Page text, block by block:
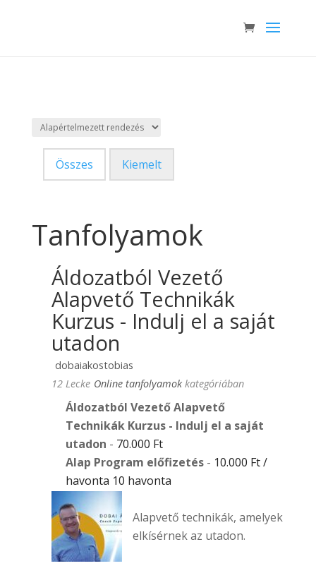
Összes Kiemelt
Tanfolyamok
Áldozatból Vezető
Alapvető Technikák
Kurzus - Indulj el a saját
utadon
dobaiakostobias
12 Lecke Online tanfolyamokkategóriában
Áldozatból Vezető Alapvető
Technikák Kurzus - Indulj el a saját
utadon - 70.000 Ft
Alap Program előfizetés- 10.000 Ft/
havonta 10 havonta
Alapvető technikák, amelyek
elkísérnek az utadon.